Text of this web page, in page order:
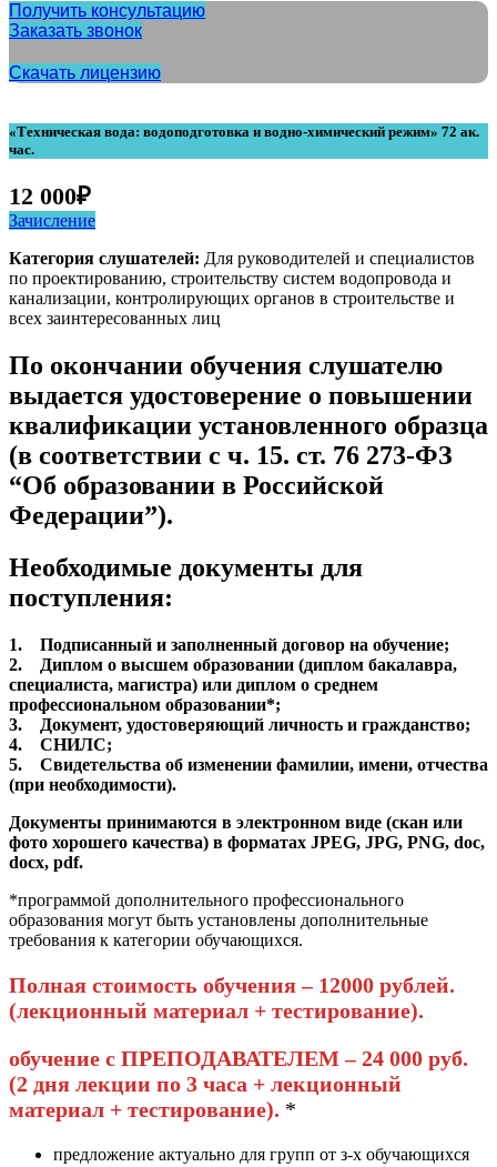
Получить консультацию
Заказать звонок
Скачать лицензию
«Техническая вода: водоподготовка и водно-химический режим» 72 ак.
час.
12 000₽
Зачисление
Категория слушателей: Для руководителей и специалистов
по проектированию, строительству систем водопровода и
канализации, контролирующих органов в строительстве и
всех заинтересованных лиц
По окончании обучения слушателю
выдается удостоверение о повышении
квалификации установленного образца
(в соответствии с ч. 15. ст. 76 273-ФЗ
“Об образовании в Российской
Федерации”).
Необходимые документы для
поступления:
1. Подписанный и заполненный договор на обучение;
2. Диплом о высшем образовании (диплом бакалавра,
специалиста, магистра) или диплом о среднем
профессиональном образовании*;
3. Документ, удостоверяющий личность и гражданство;
4. СНИЛС;
5. Свидетельства об изменении фамилии, имени, отчества
(при необходимости).
Документы принимаются в электронном виде (скан или
фото хорошего качества) в форматах JPEG, JPG, PNG, doc,
docx, pdf.
*программой дополнительного профессионального
образования могут быть установлены дополнительные
требования к категории обучающихся.
Полная стоимость обучения – 12000 рублей.
(лекционный материал + тестирование).
обучение с ПРЕПОДАВАТЕЛЕМ – 24 000 руб.
(2 дня лекции по 3 часа + лекционный
материал + тестирование). *
предложение актуально для групп от з-х обучающихся